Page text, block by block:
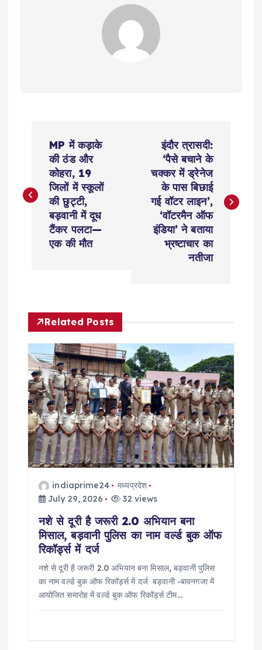
s
v
g
a
t
MP में कड़ाके
की ठंड और
कोहरा, 19
जिलों में स्कूलों
की छुट्टी,
बड़वानी में दूध
टैंकर पलटा—
एक की मौत
इंदौर त्रासदी:
‘पैसे बचाने के
चक्कर में ड्रेनेज
के पास बिछाई
गई वॉटर लाइन’,
‘वॉटरमैन ऑफ
इंडिया’ ने बताया
भ्रष्टाचार का
नतीजा
Related Posts
indiaprime24
मध्यप्रदेश
July 29, 2026
32 views
नशे से दूरी है जरूरी 2.0 अभियान बना
मिसाल, बड़वानी पुलिस का नाम वर्ल्ड बुक ऑफ
रिकॉर्ड्स में दर्ज
नशे से दूरी है जरूरी 2.0 अभियान बना मिसाल, बड़वानी पुलिस
का नाम वर्ल्ड बुक ऑफ रिकॉर्ड्स में दर्ज बड़वानी -बावनगजा में
आयोजित समारोह में वर्ल्ड बुक ऑफ रिकॉर्ड्स टीम…